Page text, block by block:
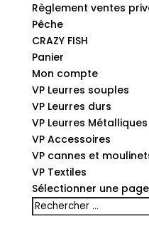
Règlement ventes
Pêche
CRAZY FISH
Panier
Mon compte
VP Leurres souples
VP Leurres durs
VP Leurres Métalliques
VP Accessoires
VP cannes et
VP Textiles
Sélectionner une page